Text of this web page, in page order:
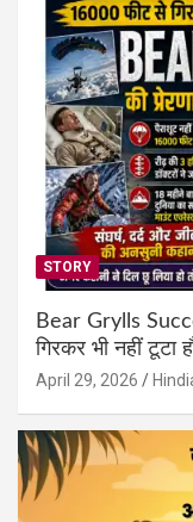
STORY
Bear Grylls
गिरकर भी नहीं टूटा
April 29, 2026